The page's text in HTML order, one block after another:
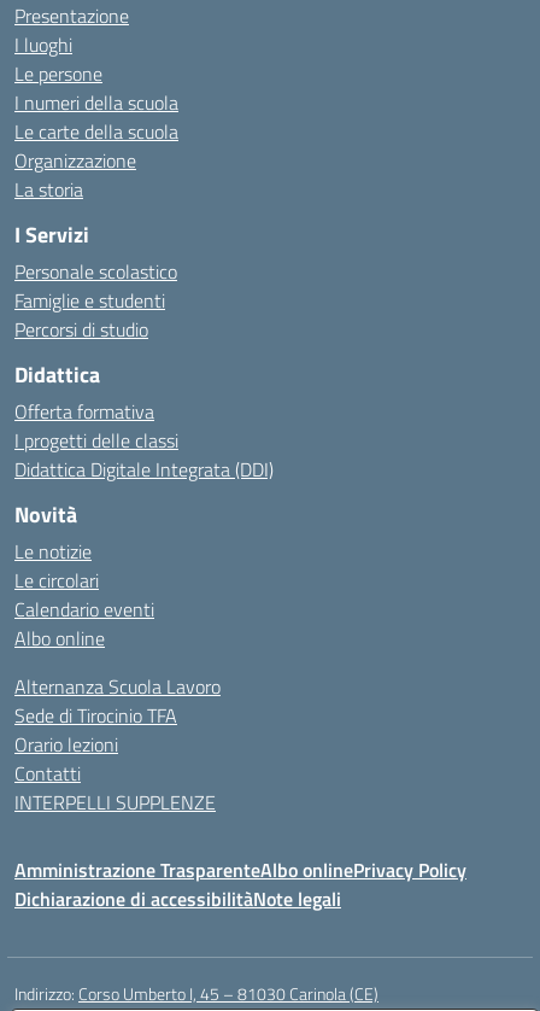
Presentazione
I luoghi
Le persone
I numeri della scuola
Le carte della scuola
Organizzazione
La storia
I Servizi
Personale scolastico
Famiglie e studenti
Percorsi di studio
Didattica
Offerta formativa
I progetti delle classi
Didattica Digitale Integrata (DDI)
Novità
Le notizie
Le circolari
Calendario eventi
Albo online
Alternanza Scuola Lavoro
Sede di Tirocinio TFA
Orario lezioni
Contatti
INTERPELLI SUPPLENZE
Amministrazione TrasparenteAlbo onlinePrivacy Policy
Dichiarazione di accessibilitàNote legali
Indirizzo: Corso Umberto I, 45 – 81030 Carinola (CE)